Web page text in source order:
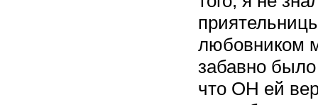
любовником
забавно
что ОН ей